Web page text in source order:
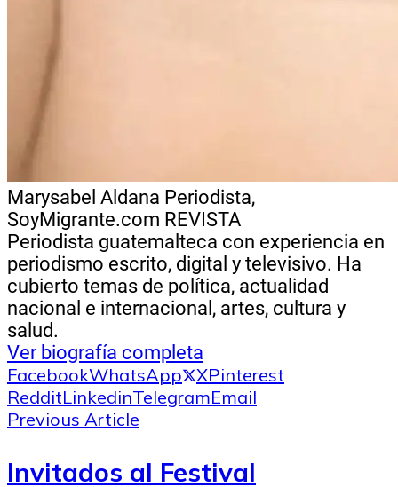
Marysabel Aldana Periodista,
SoyMigrante.com REVISTA
Periodista guatemalteca con experiencia en
periodismo escrito, digital y televisivo. Ha
cubierto temas de política, actualidad
nacional e internacional, artes, cultura y
salud.
Ver biografía completa
FacebookWhatsApp XPinterest
RedditLinkedinTelegramEmail
Previous Article
Invitados al Festival